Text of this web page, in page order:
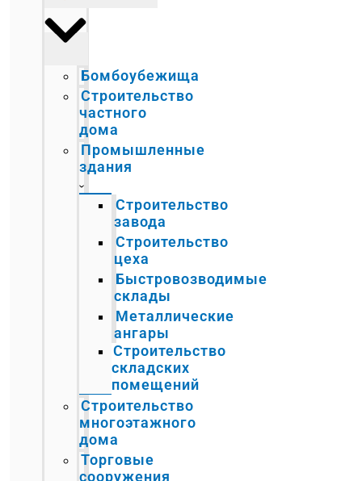
Бомбоубежища
Строительство
частного
дома
Промышленные
здания
Строительство
завода
Строительство
цеха
Быстровозводимые
склады
Металлические
ангары
Строительство
складских
помещений
Строительство
многоэтажного
дома
Торговые
сооружения